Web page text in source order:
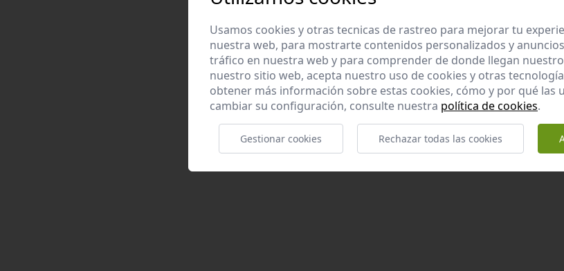
Usamos cookies y otras tecnicas de rastreo para mejorar tu
nuestra web, para mostrarte contenidos personalizados y
tráfico en nuestra web y para comprender de donde llegan
nuestro sitio web, acepta nuestro uso de cookies y otras
obtener más información sobre estas cookies, cómo y por qué las
cambiar su configuración, consulte nuestra política de cookies.
Gestionar cookies Rechazar todas las cookies